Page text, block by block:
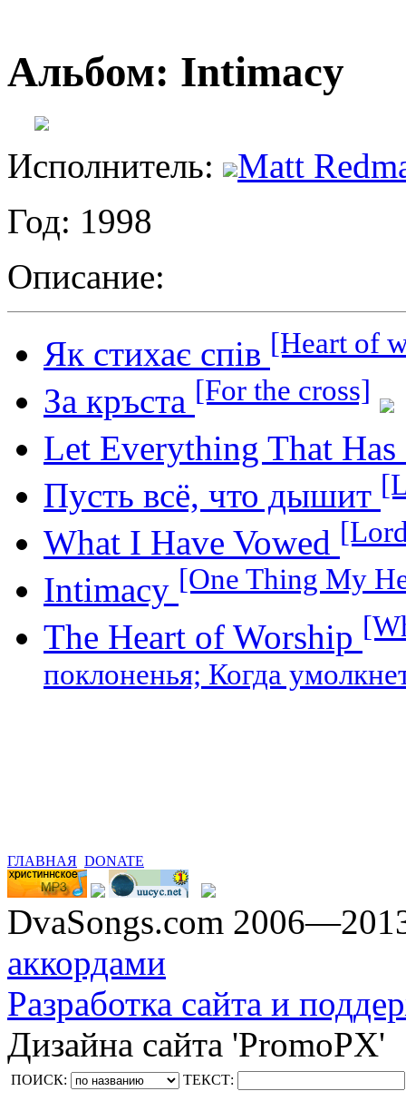
Альбом: Intimacy
Исполнитель:
Matt
Год: 1998
Описание:
Як стихає спів [Heart of
За кръста [For the cross]
Let Everything That
Пусть всё, что дышит
What I Have Vowed
Intimacy [One Thing My
The Heart of Worship
поклоненья; Когда
ГЛАВНАЯ DONATE
DvaSongs.com
аккордами
Разработка сайта и
Дизайна сайта 'PromoPX'
ПОИСК: ТЕКСТ: